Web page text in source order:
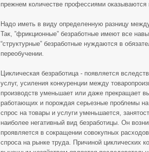
прежнем количестве профессиями
Надо иметь в виду определенную разницу
Так, ”фрикционные” безработные имеют все
“структурные” безработные нуждаются в
переобучении.
Циклическая безработица - появляется
услуг, усиления конкуренции между
производств уменьшает или даже прекращает
работающих и порождая серьезные проблемы
спрос на товары и услуги уменьшается,
наиболее негативный вид безработицы. Он
проявляется в сокращении совокупных
спроса на рынке труда. Причиной циклических